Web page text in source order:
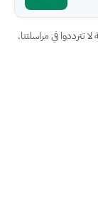
في مراسلتنا.